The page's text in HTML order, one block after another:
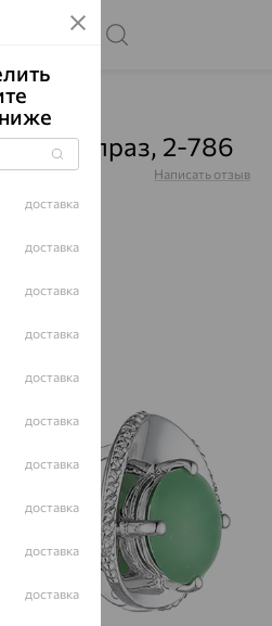
Хризопраз
хризопраз, 2-786
Написать отзыв
доставка
доставка
доставка
доставка
доставка
доставка
доставка
доставка
доставка
доставка